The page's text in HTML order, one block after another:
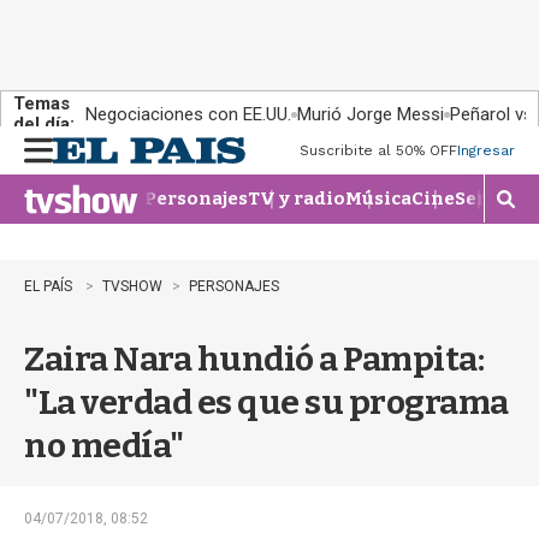
Temas
del día: Negociaciones con EE.UU. Murió Jorge Messi Peñarol
n
u
Suscribite al 50% OFFIngresar
PersonajesTV y radioMúsicaCineSeries
M
o
�
EL PAÍS TVSHOW PERSONAJES
Zaira Nara hundió a Pampita:
"La verdad es que su programa
no medía"
04/07/2018, 08:52